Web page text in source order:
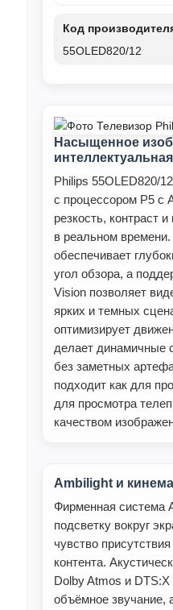
Код
55OLED820/12
Насыщенное
Philips 55OLED820/
с процессором P5 с
резкость, контраст
в реальном времени.
обеспечивает
угол обзора, а
Vision позволяет
ярких и темных
оптимизирует
делает динамичные
без заметных
подходит как для
для просмотра
качеством
Ambilight и
Фирменная система
подсветку вокруг
чувство
контента.
Dolby Atmos и
объёмное звучание,